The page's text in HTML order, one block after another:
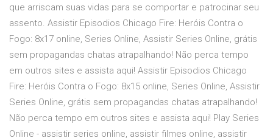
que arriscam suas vidas para se comportar e patrocinar seu
assento. Assistir Episodios Chicago Fire: Heróis Contra o
Fogo: 8x17 online, Series Online, Assistir Series Online, grátis
sem propagandas chatas atrapalhando! Não perca tempo
em outros sites e assista aqui! Assistir Episodios Chicago
Fire: Heróis Contra o Fogo: 8x15 online, Series Online, Assistir
Series Online, grátis sem propagandas chatas atrapalhando!
Não perca tempo em outros sites e assista aqui! Play Series
Online - assistir series online, assistir filmes online, assistir